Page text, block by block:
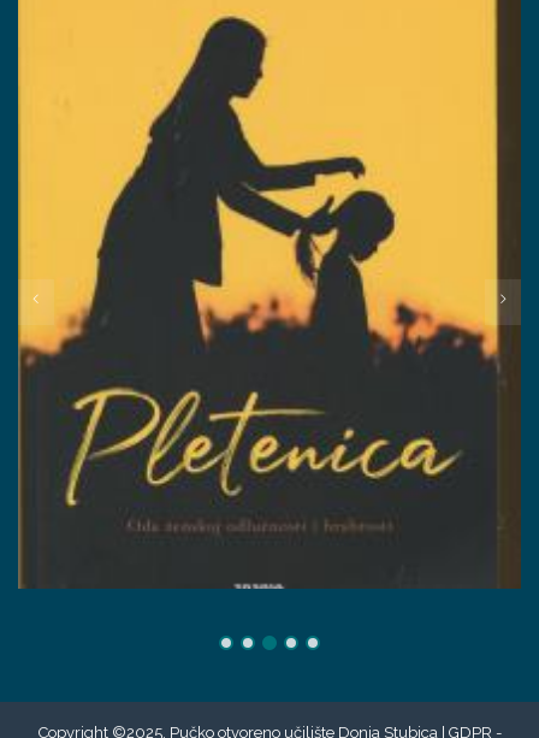
Copyright ©2025. Pučko otvoreno učilište Donja Stubica | GDPR -